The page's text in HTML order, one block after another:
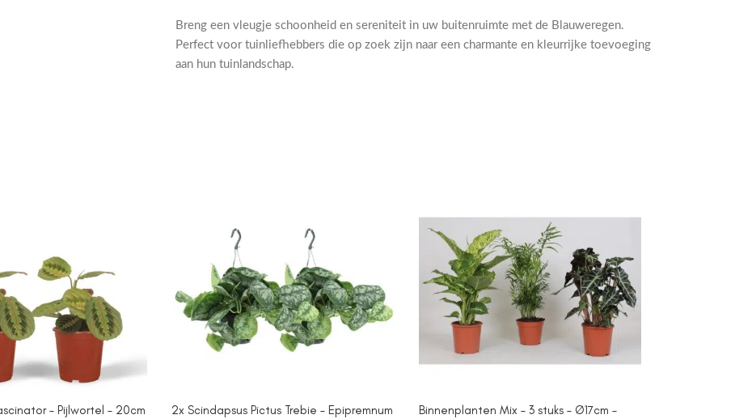
Breng een vleugje schoonheid en sereniteit in uw buitenruimte met de Blauweregen.
Perfect voor tuinliefhebbers die op zoek zijn naar een charmante en kleurrijke toevoeging
aan hun tuinlandschap.
– Pijlwortel – 20cm
2x Scindapsus Pictus Trebie – Epipremnum
Binnenplanten Mix – 3 stuks – Ø17cm –